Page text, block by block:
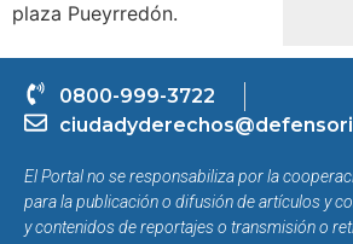
plaza Pueyrredón.
0800-999-3722
El Portal no se responsabiliza por la
para la publicación o difusión de artículos y
y contenidos de reportajes o transmisión o